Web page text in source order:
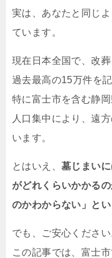
実は、あなたと同じ
ています。
現在日本全国で、改
過去最高の15万件を記
特に富士市を含む静
人口集中により、遠
います。
とはいえ、 墓じまい
がどれくらいかかる
のかわからない」と
でも、ご安心ください
この記事では、富士